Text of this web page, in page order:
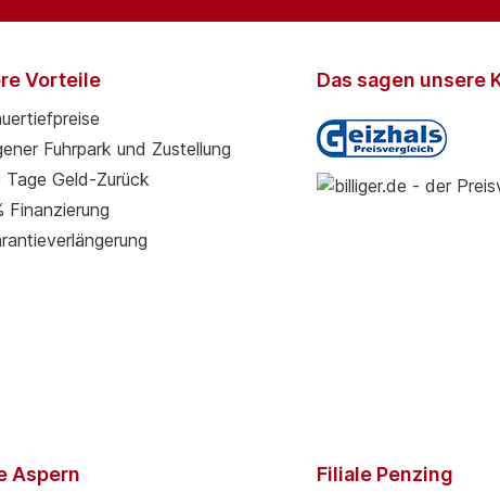
Vorteile
Fuhrpark und Zustellung
Tage Geld-Zurück
Finanzierung
Das sagen unsere
Aspern Filiale Penzing